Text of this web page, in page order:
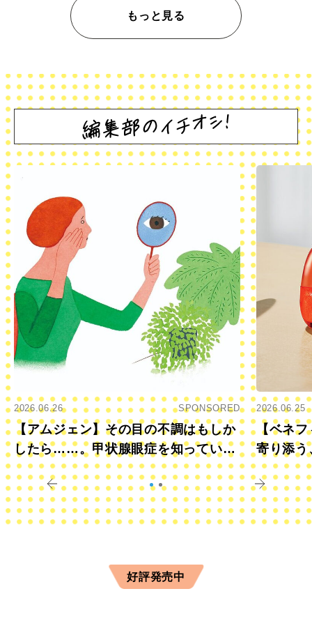
もっと見る
2026.06.26 SPONSORED
【アムジェン】その目の不調はもしか
したら……。甲状腺眼症を知っていま
すか？
2026.06.25
【ベネフ
寄り添う
きに
好評発売中